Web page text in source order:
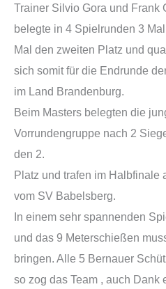
Trainer Silvio Gora und Frank
belegte in 4 Spielrunden 3
Mal den zweiten Platz und
sich somit für die Endrunde
im Land Brandenburg.
Beim Masters belegten die
Vorrundengruppe nach 2
den 2.
Platz und trafen im Halbfinale
vom SV Babelsberg.
In einem sehr spannenden
und das 9 Meterschießen
bringen. Alle 5 Bernauer
so zog das Team , auch Dank